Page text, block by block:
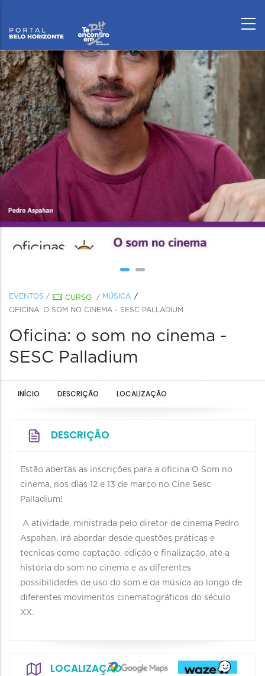
EVENTOS / CURSO / MÚSICA
OFICINA: O SOM NO CINEMA - SESC PALLADIUM
Oficina: o som no cinema -
SESC Palladium
INÍCIO DESCRIÇÃO LOCALIZAÇÃO
DESCRIÇÃO
Estão abertas as inscrições para a oficina O Som no
cinema, nos dias 12 e 13 de março no Cine Sesc
Palladium!
A atividade, ministrada pelo diretor de cinema Pedro
Aspahan, irá abordar desde questões práticas e
técnicas como captação, edição e finalização, até a
história do som no cinema e as diferentes
possibilidades de uso do som e da música ao longo de
diferentes movimentos cinematográficos do século
XX.
LOCALIZAÇÃO